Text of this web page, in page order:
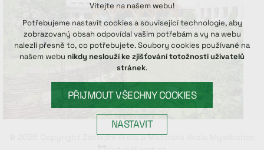
© 2026 Copyright Základní škola a Mateřská škola Myslibořice
Vítejte na našem webu!
Potřebujeme nastavit cookies a související technologie, aby
zobrazovaný obsah odpovídal vašim potřebám a vy na webu
nalezli přesně to, co potřebujete. Soubory cookies používané na
našem webu nikdy neslouží ke zjišťování totožnosti uživatelů
stránek.
PŘIJMOUT VŠECHNY COOKIES
NASTAVIT